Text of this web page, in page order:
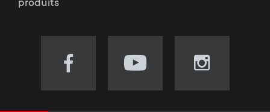
produits
Visit
Visit
Visit